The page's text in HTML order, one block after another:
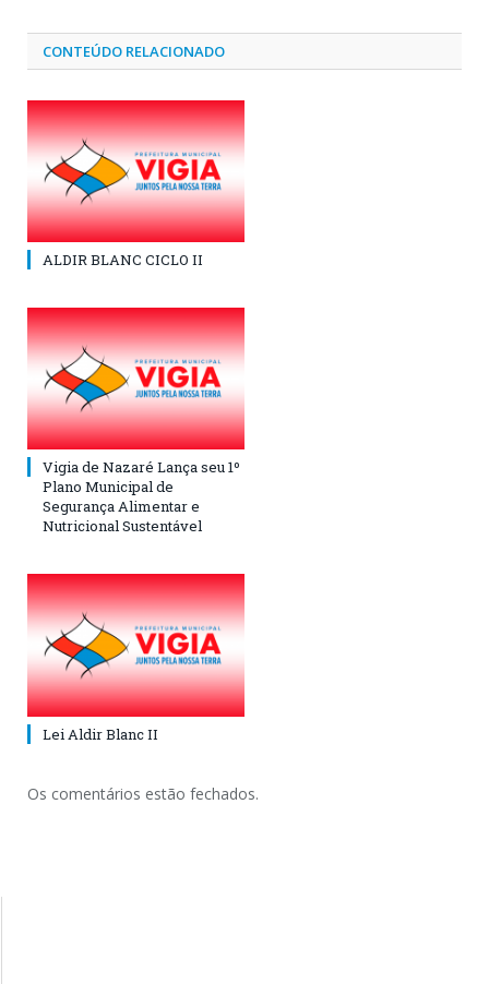
CONTEÚDO RELACIONADO
ALDIR BLANC CICLO II
Vigia de Nazaré Lança seu 1º
Plano Municipal de
Segurança Alimentar e
Nutricional Sustentável
Lei Aldir Blanc II
Os comentários estão fechados.